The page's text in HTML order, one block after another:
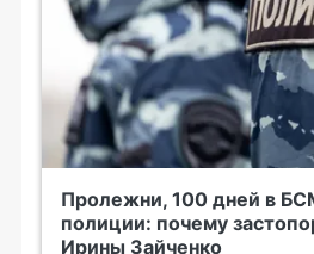
Пролежни, 100 дней в
полиции: почему
Ирины Зайченко